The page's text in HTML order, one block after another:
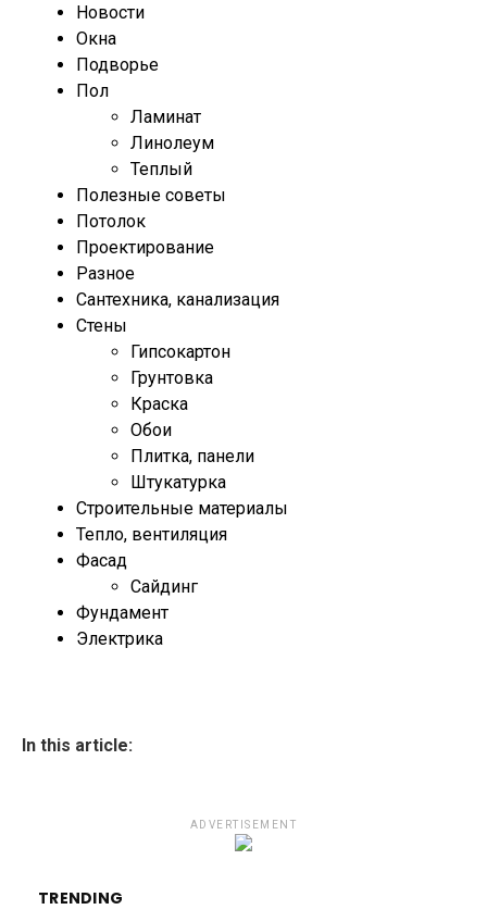
Новости
Окна
Подворье
Пол
Ламинат
Линолеум
Теплый
Полезные советы
Потолок
Проектирование
Разное
Сантехника, канализация
Стены
Гипсокартон
Грунтовка
Краска
Обои
Плитка, панели
Штукатурка
Строительные материалы
Тепло, вентиляция
Фасад
Сайдинг
Фундамент
Электрика
In this article:
ADVERTISEMENT
TRENDING